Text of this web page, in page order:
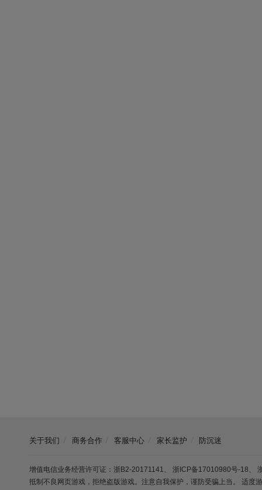
关于我们 商务合作 客服中心 家长监护 防沉迷
增值电信业务经营许可证：浙B2-20171141、 浙ICP备17010980号-18、
抵制不良网页游戏，拒绝盗版游戏。注意自我保护，谨防受骗上当。 适度